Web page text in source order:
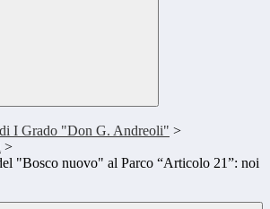
di I Grado "Don G. Andreoli" >
>
"Bosco nuovo" al Parco “Articolo 21”: noi